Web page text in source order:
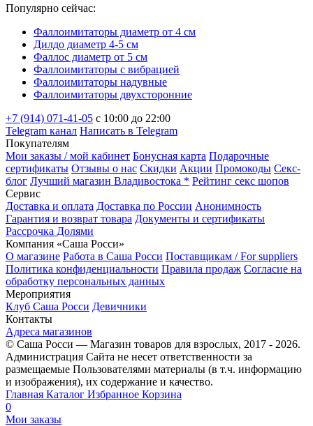
Популярно сейчас:
Фаллоимитаторы диаметр от 4 см
Дилдо диаметр 4-5 см
Фаллос диаметр от 5 см
Фаллоимитаторы с вибрацией
Фаллоимитаторы надувные
Фаллоимитаторы двухсторонние
+7 (914) 071-41-05 c 10:00 до 22:00
Telegram канал Написать в Telegram
Покупателям
Мои заказы / мой кабинет Бонусная карта Подарочные
сертификаты Отзывы о нас Скидки Акции Промокоды Секс-
блог Лучший магазин Владивостока * Рейтинг секс шопов
Сервис
Доставка и оплата Доставка по России Анонимность
Гарантия и возврат товара Документы и сертификаты
Рассрочка Долями
Компания «Саша Росси»
О магазине Работа в Саша Росси Поставщикам / For suppliers
Политика конфиденциальности Правила продаж Согласие на
обработку персональных данных
Мероприятия
Клуб Саша Росси Девичники
Контакты
Адреса магазинов
© Саша Росси — Магазин товаров для взрослых, 2017 - 2026.
Администрация Сайта не несет ответственности за
размещаемые Пользователями материалы (в т.ч. информацию
и изображения), их содержание и качество.
Главная Каталог Избранное Корзина
0
Мои заказы